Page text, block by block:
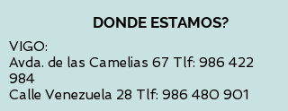
DONDE ESTAMOS?
VIGO:
Avda. de las Camelias 67 Tlf: 986 422
984
Calle Venezuela 28 Tlf: 986 480 901